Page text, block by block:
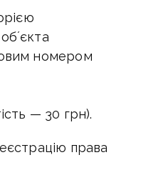
номером
— 30 грн).
права